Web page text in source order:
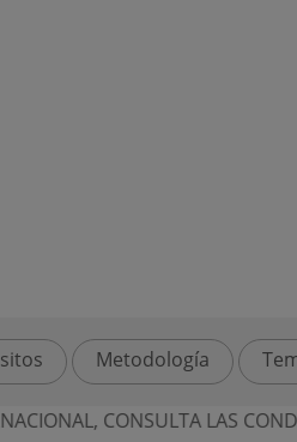
Metodología
CONSULTA LAS